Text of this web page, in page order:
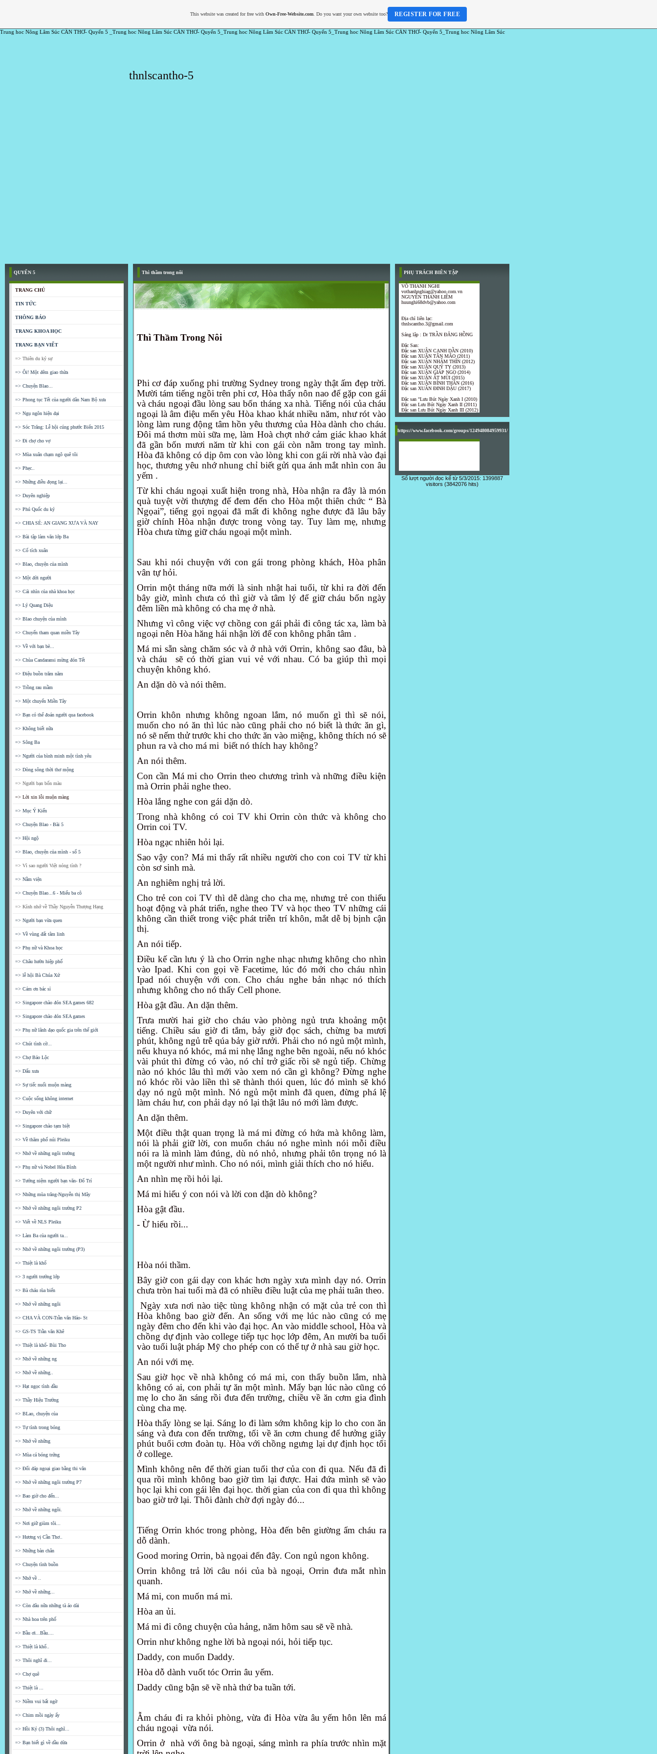
Trung hoc Nông Lâm Súc CẦN THƠ- Quyển 5 _Trung hoc Nông Lâm Súc CẦN THƠ- Quyển 5_Trung hoc Nông Lâm Súc CẦN THƠ- Quyển 5_Trung hoc Nông Lâm Súc CẦN THƠ- Quyển 5_Trung hoc Nông Lâm Súc
thnlscantho-5
QUYỂN 5
TRANG CHỦ
TIN TỨC
THÔNG BÁO
TRANG KHOA HỌC
TRANG BẠN VIẾT
=> Thiên du ký sự
=> Ôi! Một đêm giao thừa
=> Chuyện Blao...
=> Phong tục Tết của người dân Nam Bộ xưa
=> Ngụ ngôn hiện đại
=> Sóc Trăng: Lễ hội cúng phước Biển 2015
=> Đi chợ cho vợ
=> Mùa xuân chạm ngõ quê tôi
=> Phẹc..
=> Những điều đọng lại...
=> Duyên nghiệp
=> Phú Quốc du ký
=> CHIA SẺ: AN GIANG XƯA VÀ NAY
=> Bài tập làm văn lớp Ba
=> Cổ tích xuân
=> Blao, chuyện của mình
=> Một đời người
=> Cái nhìn của nhà khoa học
=> Lý Quang Diệu
=> Blao chuyện của mình
=> Chuyến tham quan miền Tây
=> Về với bạn bè...
=> Chùa Candaransi mừng đón Tết
=> Điệu buồn trăm năm
=> Trồng rau mầm
=> Một chuyến Miền Tây
=> Bạn có thể đoán người qua facebook
=> Không biết nữa
=> Sông Ba
=> Người của bình minh một tình yêu
=> Dòng sông thời thơ mộng
=> Người bạn bốn màu
=> Lời xin lỗi muộn màng
=> Mục Ý Kiến
=> Chuyện Blao - Bài 5
=> Hội ngộ
=> Blao, chuyện của mình - số 5
=> Vì sao người Việt nóng tính ?
=> Nằm viện
=> Chuyện Blao...6 - Miếu ba cô
=> Kính nhớ về Thầy Nguyễn Thượng Hạng
=> Người bạn vừa quen
=> Về vùng đất tâm linh
=> Phụ nữ và Khoa học
=> Châu hườn hiệp phố
=> lễ hội Bà Chúa Xứ
=> Cám ơn bác sỉ
=> Singapore chào đón SEA games 682
=> Singapore chào đón SEA games
=> Phụ nữ lãnh đạo quốc gia trên thế giới
=> Chút tình cờ...
=> Chợ Bảo Lộc
=> Dấu xưa
=> Sự tiếc nuối muộn màng
=> Cuộc sống không internet
=> Duyên với chữ
=> Singapore chào tạm biệt
=> Về thăm phố núi Pleiku
=> Nhớ về những ngôi trường
=> Phụ nữ và Nobel Hòa Bình
=> Tưởng niệm người bạn văn- Đổ Trí
=> Những mùa trăng-Nguyễn thị Mây
=> Nhớ về những ngôi trường P2
=> Viết về NLS Pleiku
=> Làm Ba của người ta...
=> Nhớ về những ngôi trường (P3)
=> Thiệt là khổ
=> 3 người trưởng lớp
=> Bà cháu rùa biển
=> Nhớ về những ngôi
=> CHA VÀ CON-Trần văn Hảo- St
=> GS-TS Trần văn Khê
=> Thiệt là khổ- Bùi Tho
=> Nhớ về những ng
=> Nhớ về những..
=> Hạt ngọc tình đầu
=> Thầy Hiệu Trưởng
=> BLao, chuyện của
=> Tự tình trong bóng
=> Nhớ về những
=> Mùa cá bóng trứng
=> Đối đáp ngoại giao bằng thi văn
=> Nhớ về những ngôi trường P7
=> Bao giờ cho đến...
=> Nhớ về những ngôi.
=> Nơi giữ giùm tôi...
=> Hương vị Cần Thơ..
=> Những bàn chân
=> Chuyện tình buồn
=> Nhớ về ..
=> Nhớ về những...
=> Còn đâu nữa những tà áo dài
=> Nhà hoa trên phố
=> Bầu ơi...Bầu....
=> Thiệt là khổ..
=> Thôi nghĩ đi...
=> Chợ quê
=> Thiệt là ...
=> Niềm vui bất ngờ
=> Chim mồi ngày ấy
=> Hồi Ký (3) Thôi nghĩ...
=> Bạn biết gì về dầu dừa
Thì thầm trong nôi
Thì Thầm Trong Nôi
Phi cơ đáp xuống phi trường Sydney trong ngày thật ấm đẹp trời.
Mười tám tiếng ngồi trên phi cơ, Hòa thấy nôn nao để gặp con gái
và cháu ngoại đầu lòng sau bốn tháng xa nhà. Tiếng nói của cháu
ngoại là âm điệu mến yêu Hòa khao khát nhiều năm, như rót vào
lòng làm rung động tâm hồn yêu thương của Hòa dành cho cháu.
Đôi má thơm mùi sữa mẹ, làm Hoà chợt nhớ cảm giác khao khát
đã gần bốn mươi năm từ khi con gái còn nằm trong tay mình.
Hòa đã không có dịp ôm con vào lòng khi con gái rời nhà vào đại
học, thương yêu nhớ nhung chỉ biết gửi qua ánh mắt nhìn con âu
yếm .
Từ khi cháu ngoại xuất hiện trong nhà, Hòa nhận ra đây là món
quà tuyệt vời thượng đế đem đến cho Hòa một thiên chức “ Bà
Ngọai”, tiếng gọi ngọai đã mất đi không nghe được đã lâu bây
giờ chính Hòa nhận được trong vòng tay. Tuy làm mẹ, nhưng
Hòa chưa từng giữ cháu ngoại một mình.
Sau khi nói chuyện với con gái trong phòng khách, Hòa phân
vân tự hỏi.
Orrin một tháng nữa mới là sinh nhật hai tuổi, từ khi ra đời đến
bây giờ, mình chưa có thì giờ và tâm lý để giữ cháu bốn ngày
đêm liền mà không có cha mẹ ở nhà.
Nhưng vì công việc vợ chồng con gái phải đi công tác xa, làm bà
ngoại nên Hòa hăng hái nhận lời để con không phân tâm .
Má mi sẵn sàng chăm sóc và ở nhà với Orrin, không sao đâu, bà
và cháu sẽ có thời gian vui vẻ với nhau. Có ba giúp thì mọi
chuyện không khó.
An dặn dò và nói thêm.
Orrin khôn nhưng không ngoan lắm, nó muốn gì thì sẽ nói,
muốn cho nó ăn thì lúc nào cũng phải cho nó biết là thức ăn gì,
nó sẽ nếm thử trước khi cho thức ăn vào miệng, không thích nó sẽ
phun ra và cho má mi biết nó thích hay không?
An nói thêm.
Con cần Má mi cho Orrin theo chương trình và những điều kiện
mà Orrin phải nghe theo.
Hòa lắng nghe con gái dặn dò.
Trong nhà không có coi TV khi Orrin còn thức và không cho
Orrin coi TV.
Hòa ngạc nhiên hỏi lại.
Sao vậy con? Má mi thấy rất nhiều người cho con coi TV từ khi
còn sơ sinh mà.
An nghiêm nghị trả lời.
Cho trẻ con coi TV thì dễ dàng cho cha mẹ, nhưng trẻ con thiếu
hoạt động và phát triển, nghe theo TV và học theo TV những cái
không cần thiết trong việc phát triễn trí khôn, mắt dễ bị bịnh cận
thị.
An nói tiếp.
Điều kế cần lưu ý là cho Orrin nghe nhạc nhưng không cho nhìn
vào Ipad. Khi con gọi về Facetime, lúc đó mới cho cháu nhìn
Ipad nói chuyện với con. Cho cháu nghe bản nhạc nó thích
nhưng không cho nó thấy Cell phone.
Hòa gật đầu. An dặn thêm.
Trưa mười hai giờ cho cháu vào phòng ngủ trưa khoảng một
tiếng. Chiều sáu giờ đi tắm, bảy giờ đọc sách, chừng ba mươi
phút, không ngủ trễ qúa bảy giờ rưởi. Phải cho nó ngủ một mình,
nếu khuya nó khóc, má mi nhẹ lắng nghe bên ngoài, nếu nó khóc
vài phút thì đừng có vào, nó chỉ trở giấc rồi sẽ ngủ tiếp. Chừng
nào nó khóc lâu thì mới vào xem nó cần gì không? Đừng nghe
nó khóc rồi vào liền thì sẽ thành thói quen, lúc đó mình sẽ khó
dạy nó ngủ một mình. Nó ngủ một mình đã quen, đừng phá lệ
làm cháu hư, con phải dạy nó lại thật lâu nó mới làm được.
An dặn thêm.
Một điều thật quan trọng là má mi đừng có hứa mà không làm,
nói là phải giữ lời, con muốn cháu nó nghe mình nói mỗi điều
nói ra là mình làm đúng, dù nó nhỏ, nhưng phải tôn trọng nó là
một người như mình. Cho nó nói, mình giải thích cho nó hiểu.
An nhìn mẹ rồi hỏi lại.
Má mi hiểu ý con nói và lời con dặn dò không?
Hòa gật đầu.
- Ừ hiểu rồi...
Hòa nói thầm.
Bây giờ con gái dạy con khác hơn ngày xưa mình dạy nó. Orrin
chưa tròn hai tuổi mà đã có nhiều điều luật của mẹ phải tuân theo.
Ngày xưa nơi nào tiệc tùng không nhận có mặt của trẻ con thì
Hòa không bao giờ đến. An sống với mẹ lúc nào cũng có mẹ
ngày đêm cho đến khi vào đại học. An vào middle school, Hòa và
chồng dự định vào college tiếp tục học lớp đêm, An mười ba tuổi
vào tuổi luật pháp Mỹ cho phép con có thể tự ở nhà sau giờ học.
An nói với mẹ.
Sau giờ học về nhà không có má mi, con thấy buồn lắm, nhà
không có ai, con phải tự ăn một mình. Mấy bạn lúc nào cũng có
mẹ lo cho ăn sáng rồi đưa đến trường, chiều về ăn cơm gia đình
cùng cha mẹ.
Hòa thấy lòng se lại. Sáng lo đi làm sớm không kịp lo cho con ăn
sáng và đưa con đến trường, tối về ăn cơm chung để hưởng giây
phút buổi cơm đoàn tụ. Hòa với chồng ngưng lại dự định học tối
ở college.
Mình không nên để thời gian tuổi thơ của con đi qua. Nếu đã đi
qua rồi mình không bao giờ tìm lại được. Hai đứa mình sẽ vào
học lại khi con gái lên đại học. thời gian của con đi qua thì không
bao giờ trở lại. Thôi đành chờ đợi ngày đó...
Tiếng Orrin khóc trong phòng, Hòa đến bên giường ẩm cháu ra
dỗ dành.
Good moring Orrin, bà ngọai đến đây. Con ngủ ngon không.
Orrin không trả lời câu nói của bà ngoại, Orrin đưa mắt nhìn
quanh.
Má mi, con muốn má mi.
Hòa an ủi.
Má mi đi công chuyện của hảng, năm hôm sau sẽ về nhà.
Orrin như không nghe lời bà ngoại nói, hỏi tiếp tục.
Daddy, con muốn Daddy.
Hòa dỗ dành vuốt tóc Orrin âu yếm.
Daddy cũng bận sẽ về nhà thứ ba tuần tới.
Ẫm cháu đi ra khỏi phòng, vừa đi Hòa vừa âu yếm hôn lên má
cháu ngoại vừa nói.
Orrin ở nhà với ông bà ngoại, sáng mình ra phía trước nhìn mặt
PHỤ TRÁCH BIÊN TẬP
VÕ THANH NGHI
vothanhnghiag@yahoo.com.vn
NGUYỄN THANH LIÊM
huunghi68dvb@yahoo.com
Địa chỉ liên lạc:
thnlscantho.3@gmail.com
Sáng lập : Dr TRẦN ĐĂNG HỒNG
Đặc San:
Đặc san XUÂN CANH DẦN (2010)
Đặc san XUÂN TÂN MÃO (2011)
Đặc san XUÂN NHÂM THÌN (2012)
Đặc san XUÂN QUÝ TỴ (2013)
Đặc san XUÂN GIÁP NGỌ (2014)
Đặc san XUÂN ẤT MÙI (2015)
Đặc san XUÂN BÍNH THÂN (2016)
Đặc san XUÂN ĐINH DẬU (2017)
Đặc san "Lưu Bút Ngày Xanh I (2010)
Đặc san Lưu Bút Ngày Xanh II (2011)
Đặc san Lưu Bút Ngày Xanh III (2012)
https://www.facebook.com/groups/124948084959931/
Số lượt người đọc kể từ 5/3/2015: 1399887
visitors (3842076 hits)
This website was created for free with Own-Free-Website.com. Do you want your own website too? REGISTER FOR FREE